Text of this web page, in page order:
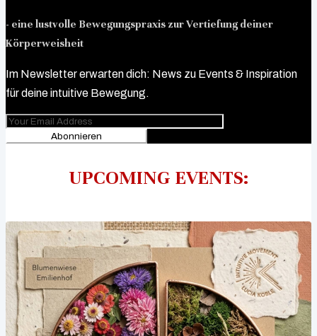
- eine lustvolle Bewegungspraxis zur Vertiefung deiner
Körperweisheit
Im Newsletter erwarten dich: News zu Events & Inspiration
für deine intuitive Bewegung.
Abonnieren
UPCOMING EVENTS: